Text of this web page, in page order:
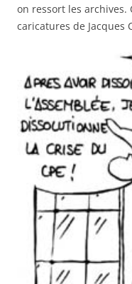
on ressort les archives.
caricatures de Jacques